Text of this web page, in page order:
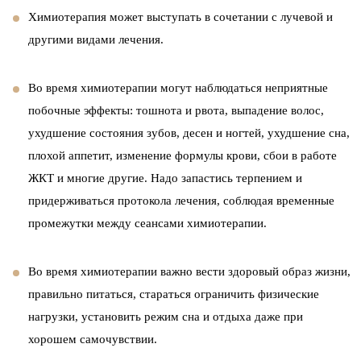
Химиотерапия может выступать в сочетании с лучевой и
другими видами лечения.
Во время химиотерапии могут наблюдаться неприятные
побочные эффекты: тошнота и рвота, выпадение волос,
ухудшение состояния зубов, десен и ногтей, ухудшение сна,
плохой аппетит, изменение формулы крови, сбои в работе
ЖКТ и многие другие. Надо запастись терпением и
придерживаться протокола лечения, соблюдая временные
промежутки между сеансами химиотерапии.
Во время химиотерапии важно вести здоровый образ жизни,
правильно питаться, стараться ограничить физические
нагрузки, установить режим сна и отдыха даже при
хорошем самочувствии.